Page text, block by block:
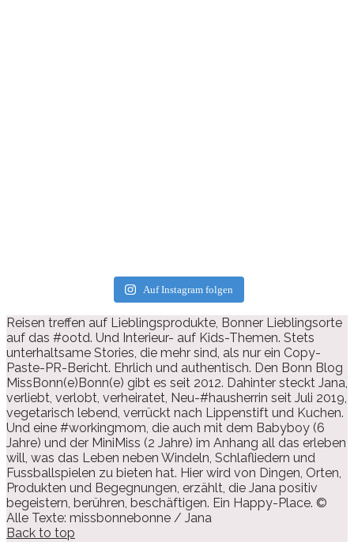
Auf Instagram folgen
Reisen treffen auf Lieblingsprodukte, Bonner Lieblingsorte
auf das #ootd. Und Interieur- auf Kids-Themen. Stets
unterhaltsame Stories, die mehr sind, als nur ein Copy-
Paste-PR-Bericht. Ehrlich und authentisch. Den Bonn Blog
MissBonn(e)Bonn(e) gibt es seit 2012. Dahinter steckt Jana,
verliebt, verlobt, verheiratet, Neu-#hausherrin seit Juli 2019,
vegetarisch lebend, verrückt nach Lippenstift und Kuchen.
Und eine #workingmom, die auch mit dem Babyboy (6
Jahre) und der MiniMiss (2 Jahre) im Anhang all das erleben
will, was das Leben neben Windeln, Schlafliedern und
Fussballspielen zu bieten hat. Hier wird von Dingen, Orten,
Produkten und Begegnungen, erzählt, die Jana positiv
begeistern, berühren, beschäftigen. Ein Happy-Place. ©
Alle Texte: missbonnebonne / Jana
Back to top